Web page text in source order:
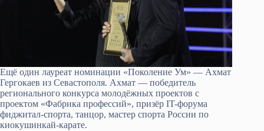
Ещё один лауреат номинации «Поколение Ум» — Ахмат
Гергокаев из Севастополя. Ахмат — победитель
регионального конкурса молодёжных проектов с
проектом «Фабрика профессий», призёр IT-форума
фиджитал-спорта, танцор, мастер спорта России по
киокушинкай-карате.